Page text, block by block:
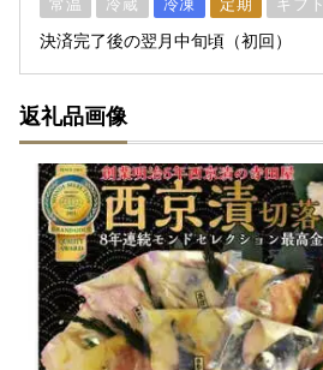
常温 冷蔵 冷凍 定期 ギフト
決済完了後の翌月中旬頃（初回）
返礼品画像